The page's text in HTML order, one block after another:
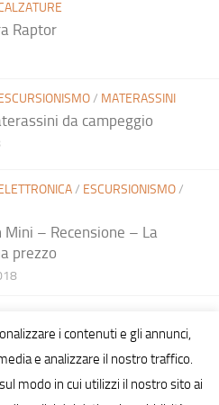
Raptor
/ MATERASSINI
da campeggio
/ ESCURSIONISMO/
Mini – Recensione – La
prezzo
All Rights Reserved.
i contenuti e gli annunci,
e analizzare il nostro traffico.
modo in cui utilizzi il nostro sito ai